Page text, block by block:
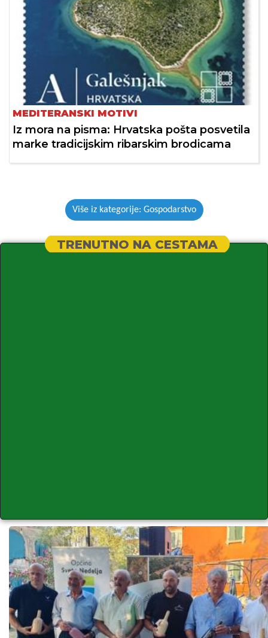
MEDITERANSKI MOTIVI
Iz mora na pisma: Hrvatska pošta posvetila
marke tradicijskim ribarskim brodicama
Više iz kategorije: Gospodarstvo
TRENUTNO NA CESTAMA